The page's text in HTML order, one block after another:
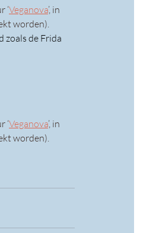
‘Veganova’, in
worden).
zoals de Frida
‘Veganova’, in
worden).